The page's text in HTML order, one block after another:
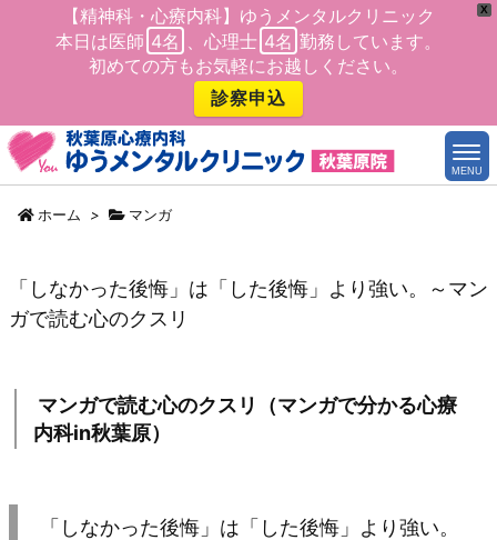
X
【精神科・心療内科】ゆうメンタルクリニック
本日は医師 4名 、心理士 4名 勤務しています。
初めての方もお気軽にお越しください。
診察申込
MENU
ホーム > マンガ
「しなかった後悔」は「した後悔」より強い。～マン
ガで読む心のクスリ
マンガで読む心のクスリ（マンガで分かる心療
内科in秋葉原）
「しなかった後悔」は「した後悔」より強い。